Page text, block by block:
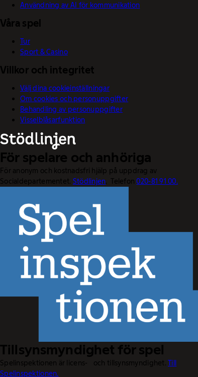
Användning av AI för kommunikation
Våra spel
Tur
Sport & Casino
Villkor och integritet
Välj dina cookieinställningar
Om cookies och personuppgifter
Behandling av personuppgifter
Visselblåsarfunktion
För spelare och anhöriga
För anonym och kostnadsfri hjälp på uppdrag av
Socialdepartementet. Stödlinjen. Telefon020-81 91 00.
Tillsynsmyndighet för spel
Spelinspektionen är licens- och tillsynsmyndighet.Till
Spelinspektionen.